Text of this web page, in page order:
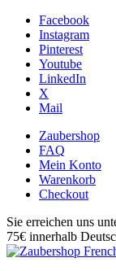
Facebook
Instagram
Pinterest
Youtube
LinkedIn
X
Mail
Zaubershop
FAQ
Mein Konto
Warenkorb
Checkout
Sie erreichen uns
75€ innerhalb